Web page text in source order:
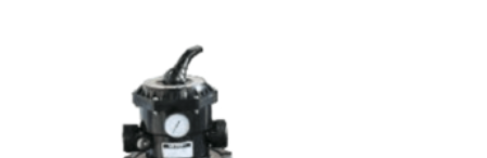
hogy az energiahatékonyság és a kiemelkedő víztisztaság
ideális kombinációját kínálják. A szűrőméretek, szivattyúk
és tartozékok széles választéka lehetővé teszi, hogy az
medencéhez legjobban illeszkedő rendszert válasszuk. A
szűrőrendszereket gyors összeszerelésre és az